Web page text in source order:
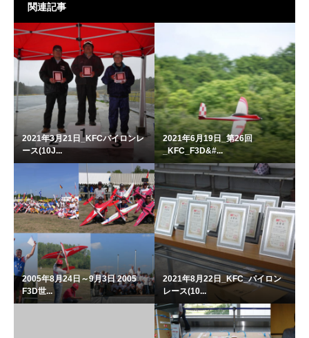
関連記事
2021年3月21日_KFCパイロンレ
ース(10J...
2021年6月19日_第26回
_KFC_F3D&#...
2005年8月24日～9月3日 2005
F3D世...
2021年8月22日_KFC_パイロン
レース(10...